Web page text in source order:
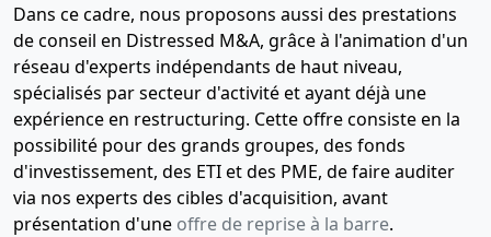
Dans ce cadre, nous proposons aussi des prestations
de conseil en Distressed M&A, grâce à l'animation d'un
réseau d'experts indépendants de haut niveau,
spécialisés par secteur d'activité et ayant déjà une
expérience en restructuring. Cette offre consiste en la
possibilité pour des grands groupes, des fonds
d'investissement, des ETI et des PME, de faire auditer
via nos experts des cibles d'acquisition, avant
présentation d'une offre de reprise à la barre.